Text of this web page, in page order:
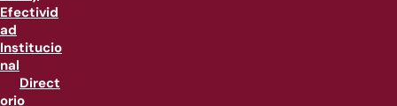
Efectivid
ad
Institucio
nal
Direct
orio